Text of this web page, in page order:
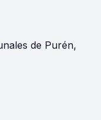
de Purén,